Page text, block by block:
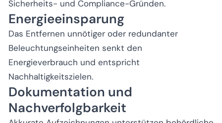
Sicherheits- und Compliance-Gründen.
Energieeinsparung
Das Entfernen unnötiger oder redundanter
Beleuchtungseinheiten senkt den
Energieverbrauch und entspricht
Nachhaltigkeitszielen.
Dokumentation und
Nachverfolgbarkeit